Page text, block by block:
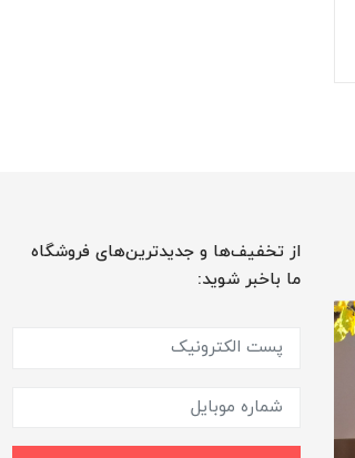
از تخفیف‌ها و جدیدترین‌های فروشگاه
ما باخبر شوید: